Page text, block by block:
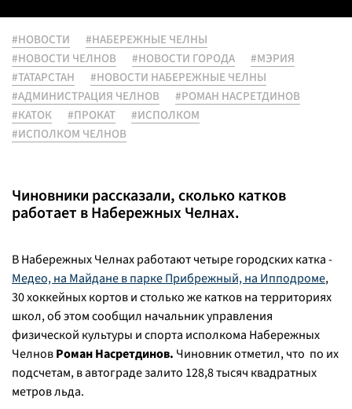
#НОВОСТИ
#НАБЕРЕЖНЫЕ ЧЕЛНЫ
#НОВОСТИ ЧЕЛНОВ
#НОВОСТИ ГОРОДА
#МЭРИЯ
#ТАТАРСТАН
#НОВОСТИ НАБЕРЕЖНЫЕ ЧЕЛНЫ
#АДМИНИСТРАЦИЯ ЧЕЛНОВ
#РОМАН НАСРЕТДИНОВ
#КАТОК
#ПРОКАТ
#ИСПОЛКОМ
#ИСПОЛКОМ ЧЕЛНОВ
Чиновники рассказали, сколько катков
работает в Набережных Челнах.
В Набережных Челнах работают четыре городских катка -
Медео, на Майдане в парке Прибрежный, на Ипподроме,
30 хоккейных кортов и столько же катков на территориях
школ, об этом сообщил начальник управления
физической культуры и спорта исполкома Набережных
ЧелновРоман Насретдинов. Чиновник отметил, что по их
подсчетам, в автограде залито 128,8 тысяч квадратных
метров льда.